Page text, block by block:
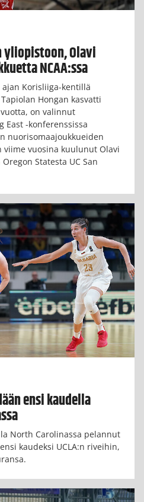
yliopistoon, Olavi
NCAA:ssa
Korisliiga-kentillä
Hongan kasvatti
on valinnut
East -konferenssissa
nuorisomaajoukkueiden
vuosina kuulunut Olavi
Statesta UC San
ensi kaudella
North Carolinassa pelannut
kaudeksi UCLA:n riveihin,